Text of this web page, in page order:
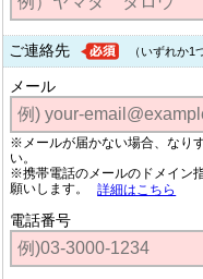
ご連絡先 （いずれか1
メール
※メールが届かない場合、なり
い。
※携帯電話のメールのドメイン
願いします。
詳細はこちら
電話番号